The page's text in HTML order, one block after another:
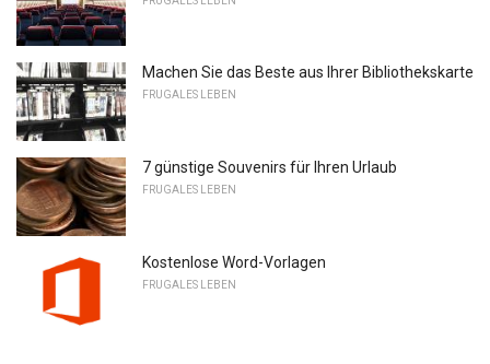
Machen Sie das Beste aus Ihrer Bibliothekskarte
FRUGALES LEBEN
7 günstige Souvenirs für Ihren Urlaub
FRUGALES LEBEN
Kostenlose Word-Vorlagen
FRUGALES LEBEN